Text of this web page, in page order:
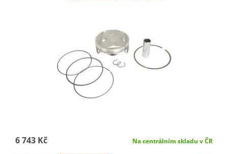
6 743 Kč Na centrálním skladu v ČR